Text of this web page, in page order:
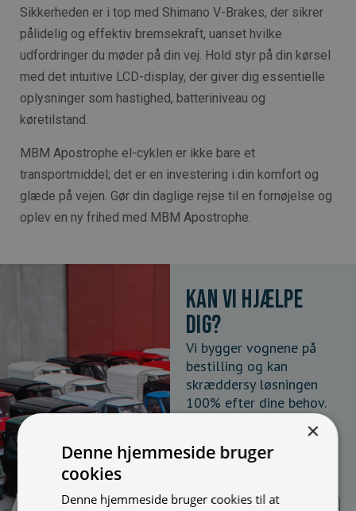
Sikkerheden er i top med Shimano V-Brakes, der sikrer
pålidelig og effektiv bremsekraft, uanset hvilke
udfordringer du møder på din vej. Hold styr på din kørsel
med det intuitive LCD-display, der giver dig essentielle
oplysninger som hastighed, batteriniveau og
køretilstand.
MBM Apostrophe el-cyklen er ikke bare et
transportmiddel; det er en investering i din komfort og
glæde på vejen. Gør din daglige rejse til en fornøjelse og
oplev en ny frihed med MBM Apostrophe.
Kan vi hjælpe
dig?
Vi bygger vognene på
bestilling og kan
skræddersy løsningen
100% efter dine behov.
bliv kontaktet til en snak
om muligheder, priser
×
Denne hjemmeside bruger
cookies
Denne hjemmeside bruger cookies til at